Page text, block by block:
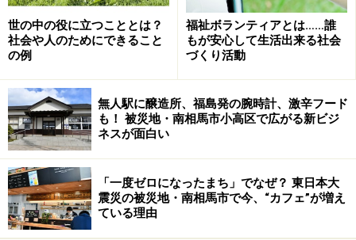
というものがあります。その答えは「違う」です。
多くのNPOは財政基盤が不安定なことが、ネックとなっ
ジネスとして行うという位置付けで、社会的に意義のあ
る商品やサービスを提供しています。また、社会的な意
義が最優先されることで、一般企業が通常の経済活動の
傍ら行うCSRともあきらかに違います。
団体の形も、NPO法人の場合と会社組織の場合とがあ
り、大きく分けると、こんな感じです。
世の中の役に立つこととは？
社会や人のためにできること
の例
福祉ボランティアとは……誰
もが安心して生活出来る社会
づくり活動
無人駅に醸造所、福島発の腕時計、激辛フード
も！ 被災地・南相馬市小高区で広がる新ビジ
ネスが面白い
「一度ゼロになったまち」でなぜ？ 東日本大
震災の被災地・南相馬市で今、“カフェ”が増え
ている理由